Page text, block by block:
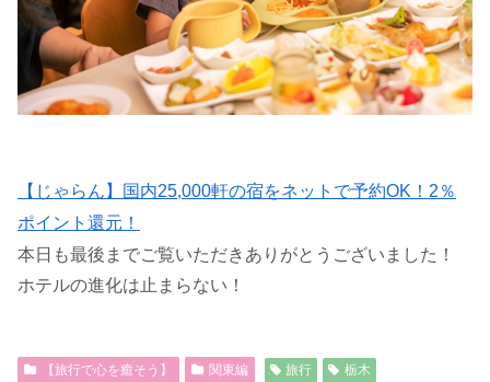
【じゃらん】国内25,000軒の宿をネットで予約OK！2％
ポイント還元！
本日も最後までご覧いただきありがとうございました！
ホテルの進化は止まらない！
【旅行で心を癒そう】 関東編 旅行 栃木